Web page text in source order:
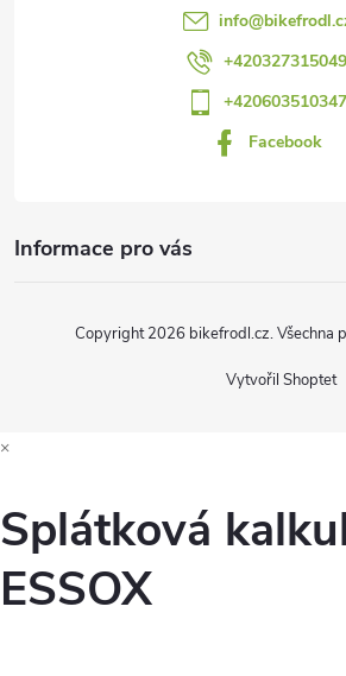
info@
+420327315049
+420603510347
Facebook
Informace pro vás
Vytvořil Shoptet
Copyright 2026 bikefrodl.cz. Všechna
×
Splátková
ESSOX